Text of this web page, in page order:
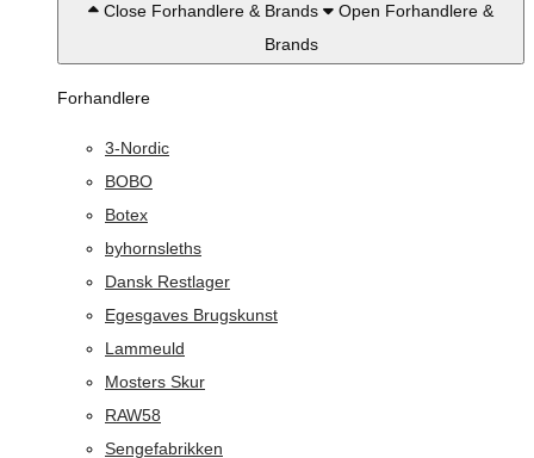
Close Forhandlere & Brands
Open Forhandlere &
Brands
Forhandlere
3-Nordic
BOBO
Botex
byhornsleths
Dansk Restlager
Egesgaves Brugskunst
Lammeuld
Mosters Skur
RAW58
Sengefabrikken